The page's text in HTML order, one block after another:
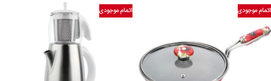
اتمام موجودی اتمام موجودی